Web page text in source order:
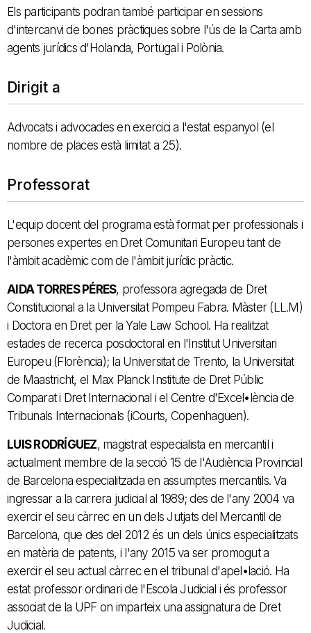
Els participants podran també participar en sessions
d'intercanvi de bones pràctiques sobre l'ús de la Carta amb
agents jurídics d'Holanda, Portugal i Polònia.
Dirigit a
Advocats i advocades en exercici a l'estat espanyol (el
nombre de places està limitat a 25).
Professorat
L'equip docent del programa està format per professionals i
persones expertes en Dret Comunitari Europeu tant de
l'àmbit acadèmic com de l'àmbit jurídic pràctic.
AIDA TORRES PÉRES, professora agregada de Dret
Constitucional a la Universitat Pompeu Fabra. Màster (LL.M)
i Doctora en Dret per la Yale Law School. Ha realitzat
estades de recerca posdoctoral en l'Institut Universitari
Europeu (Florència); la Universitat de Trento, la Universitat
de Maastricht, el Max Planck Institute de Dret Públic
Comparat i Dret Internacional i el Centre d'Excel•lència de
Tribunals Internacionals (iCourts, Copenhaguen).
LUIS RODRÍGUEZ, magistrat especialista en mercantil i
actualment membre de la secció 15 de l'Audiència Provincial
de Barcelona especialitzada en assumptes mercantils. Va
ingressar a la carrera judicial al 1989; des de l'any 2004 va
exercir el seu càrrec en un dels Jutjats del Mercantil de
Barcelona, que des del 2012 és un dels únics especialitzats
en matèria de patents, i l'any 2015 va ser promogut a
exercir el seu actual càrrec en el tribunal d'apel•lació. Ha
estat professor ordinari de l'Escola Judicial i és professor
associat de la UPF on imparteix una assignatura de Dret
Judicial.